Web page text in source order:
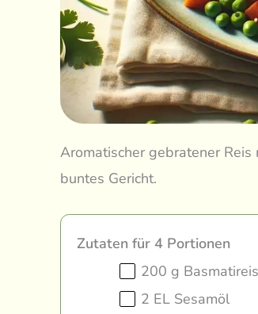
Aromatischer gebratener Reis
buntes Gericht.
Zutaten für 4 Portionen
200 g Basmatireis
2 EL Sesamöl